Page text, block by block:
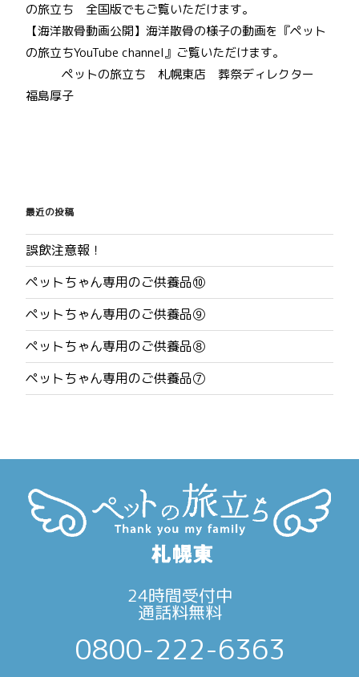
の旅立ち 全国版でもご覧いただけます。
【海洋散骨動画公開】海洋散骨の様子の動画を『ペット
の旅立ちYouTube channel』ご覧いただけます。
ペットの旅立ち 札幌東店 葬祭ディレクター
福島厚子
稿
ナ
ビ
ゲ
ー
シ
ョ
最近の投稿
誤飲注意報！
ペットちゃん専用のご供養品⑩
ペットちゃん専用のご供養品⑨
ペットちゃん専用のご供養品⑧
ペットちゃん専用のご供養品⑦
24時間受付中
通話料無料
0800-222-6363